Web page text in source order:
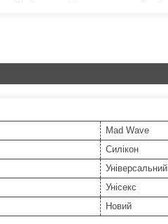
Mad Wave
Силікон
Універсальний
Унісекс
Новий